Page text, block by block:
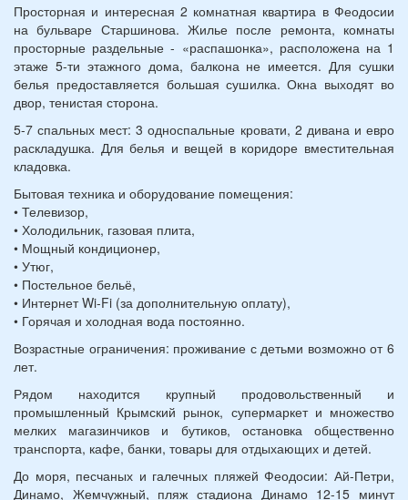
Просторная и интересная 2 комнатная квартира в Феодосии
на бульваре Старшинова. Жилье после ремонта, комнаты
просторные раздельные - «распашонка», расположена на 1
этаже 5-ти этажного дома, балкона не имеется. Для сушки
белья предоставляется большая сушилка. Окна выходят во
двор, тенистая сторона.
5-7 спальных мест: 3 односпальные кровати, 2 дивана и евро
раскладушка. Для белья и вещей в коридоре вместительная
кладовка.
Бытовая техника и оборудование помещения:
• Телевизор,
• Холодильник, газовая плита,
• Мощный кондиционер,
• Утюг,
• Постельное бельё,
• Интернет Wi-Fi (за дополнительную оплату),
• Горячая и холодная вода постоянно.
Возрастные ограничения: проживание с детьми возможно от 6
лет.
Рядом находится крупный продовольственный и
промышленный Крымский рынок, супермаркет и множество
мелких магазинчиков и бутиков, остановка общественно
транспорта, кафе, банки, товары для отдыхающих и детей.
До моря, песчаных и галечных пляжей Феодосии: Ай-Петри,
Динамо, Жемчужный, пляж стадиона Динамо 12-15 минут